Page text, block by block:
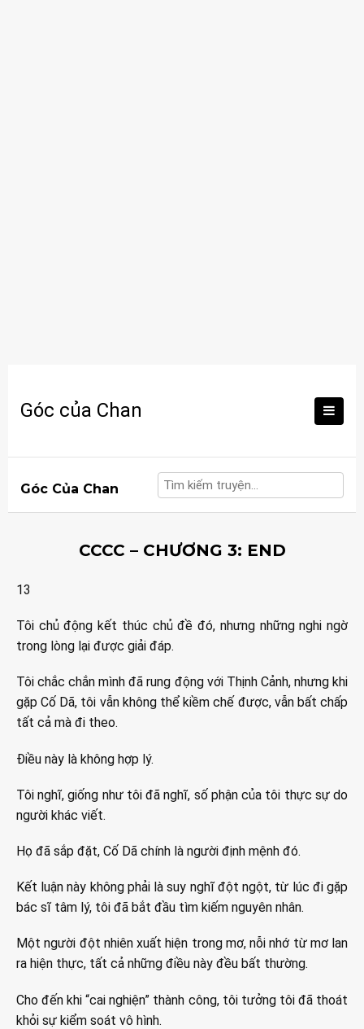
content
Góc của Chan
Góc Của Chan
CCCC – CHƯƠNG 3: END
13
Tôi chủ động kết thúc chủ đề đó, nhưng những nghi ngờ
trong lòng lại được giải đáp.
Tôi chắc chắn mình đã rung động với Thịnh Cảnh, nhưng khi
gặp Cố Dã, tôi vẫn không thể kiềm chế được, vẫn bất chấp
tất cả mà đi theo.
Điều này là không hợp lý.
Tôi nghĩ, giống như tôi đã nghĩ, số phận của tôi thực sự do
người khác viết.
Họ đã sắp đặt, Cố Dã chính là người định mệnh đó.
Kết luận này không phải là suy nghĩ đột ngột, từ lúc đi gặp
bác sĩ tâm lý, tôi đã bắt đầu tìm kiếm nguyên nhân.
Một người đột nhiên xuất hiện trong mơ, nỗi nhớ từ mơ lan
ra hiện thực, tất cả những điều này đều bất thường.
Cho đến khi “cai nghiện” thành công, tôi tưởng tôi đã thoát
khỏi sự kiểm soát vô hình.